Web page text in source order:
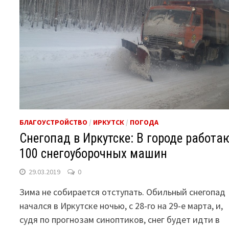
БЛАГОУСТРОЙСТВО / ИРКУТСК / ПОГОДА
Снегопад в Иркутске: В городе
100 снегоуборочных машин
29.03.2019 0
Зима не собирается отступать. Обильный снегопад
начался в Иркутске ночью, с 28-го на 29-е марта, и,
судя по прогнозам синоптиков, снег будет идти в